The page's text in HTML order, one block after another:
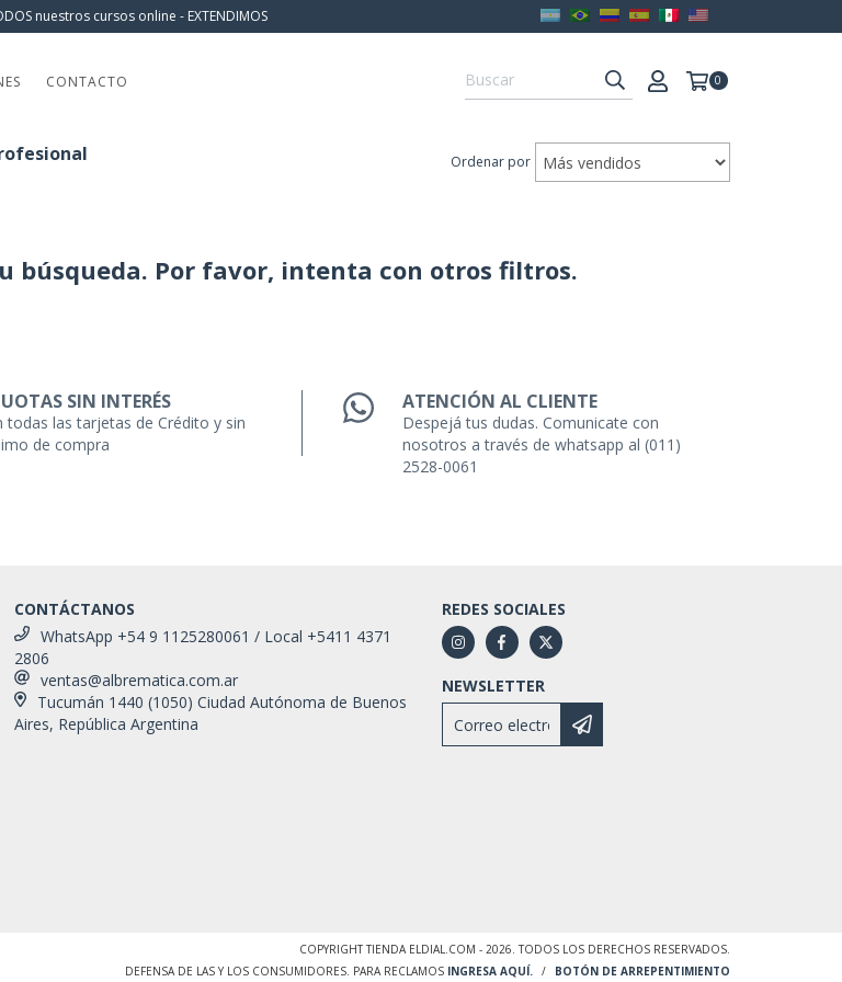
nuestros cursos online - EXTENDIMOS
CONTACTO 0
Ordenar por
búsqueda. Por favor, intenta con otros filtros.
SIN INTERÉS
todas las tarjetas de Crédito y sin
de compra
ATENCIÓN AL CLIENTE
Despejá tus dudas. Comunicate con
nosotros a través de whatsapp al (011)
2528-0061
CONTÁCTANOS
WhatsApp +54 9 1125280061 / Local +5411 4371
2806
ventas@albrematica.com.ar
Tucumán 1440 (1050) Ciudad Autónoma de Buenos
Aires, República Argentina
REDES SOCIALES
NEWSLETTER
COPYRIGHT TIENDA ELDIAL.COM - 2026. TODOS LOS DERECHOS RESERVADOS.
DEFENSA DE LAS Y LOS CONSUMIDORES. PARA RECLAMOS INGRESA AQUÍ. / BOTÓN DE ARREPENTIMIENTO